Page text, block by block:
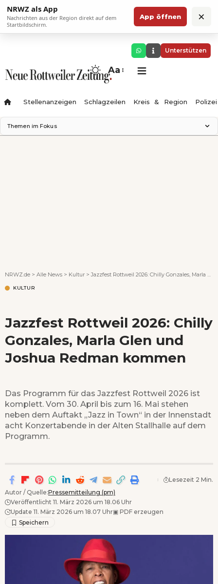
NRWZ als App
Nachrichten aus der Region direkt auf dem
Startbildschirm.
App öffnen ×
Unterstützen
Aa
Stellenanzeigen Schlagzeilen Kreis & Region Polizei
Themen im Fokus
NRWZ.de > Alle News > Kultur >Jazzfest Rottweil 2026: Chilly Gonzales, Marla Glen und Joshua Redman kommen
KULTUR
Jazzfest Rottweil 2026: Chilly
Gonzales, Marla Glen und
Joshua Redman kommen
Das Programm für das Jazzfest Rottweil 2026 ist
komplett. Vom 30. April bis zum 16. Mai stehen
neben dem Auftakt „Jazz in Town“ in der Innenstadt
acht Konzertabende in der Alten Stallhalle auf dem
Programm.
Autor / Quelle:Pressemitteilung (pm)
Veröffentlicht 11. März 2026 um 18.06 Uhr
Update 11. März 2026 um 18.07 Uhr▣ PDF erzeugen
Lesezeit 2 Min.